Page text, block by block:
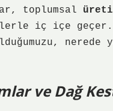
toplumsal
iç içe geçer.
ve Dağ